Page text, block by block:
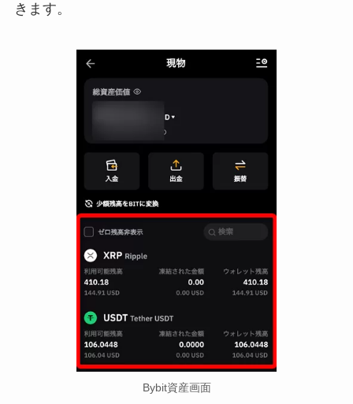
きます。
Bybit資産画面